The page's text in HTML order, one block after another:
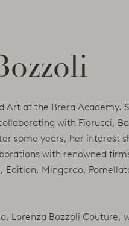
Art at the Brera Academy.
with Fiorucci,
some years, her interest
with renowned
Edition, Mingardo,
Lorenza Bozzoli Couture,